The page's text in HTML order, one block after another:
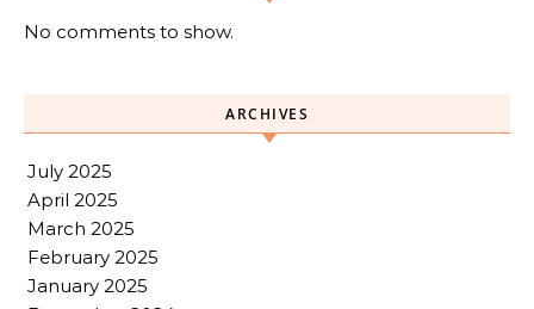
No comments to show.
ARCHIVES
July 2025
April 2025
March 2025
February 2025
January 2025